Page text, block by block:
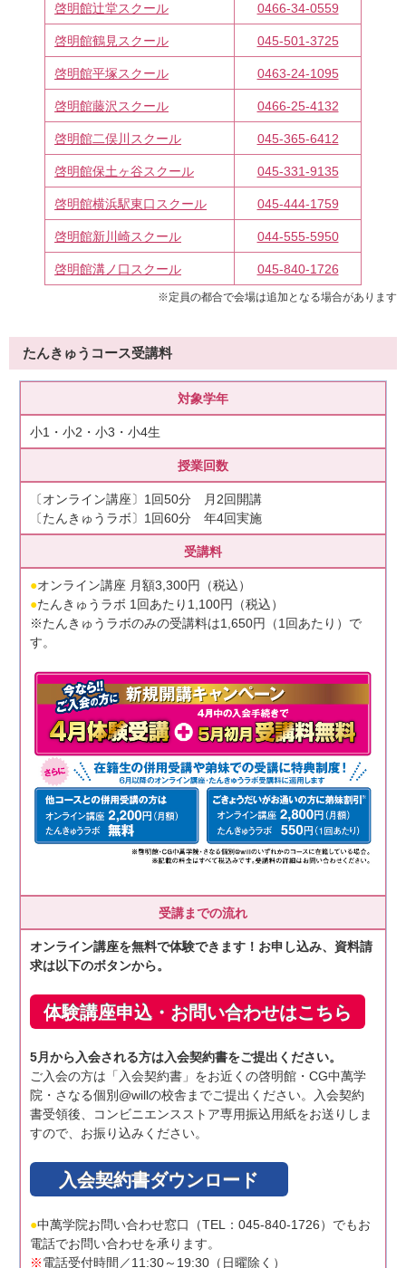
啓明館辻堂スクール 0466-34-0559
啓明館鶴見スクール 045-501-3725
啓明館平塚スクール 0463-24-1095
啓明館藤沢スクール 0466-25-4132
啓明館二俣川スクール 045-365-6412
啓明館保土ヶ谷スクール 045-331-9135
啓明館横浜駅東口スクール 045-444-1759
啓明館新川崎スクール 044-555-5950
啓明館溝ノ口スクール 045-840-1726
※定員の都合で会場は追加となる場合があります
たんきゅうコース受講料
対象学年
小1・小2・小3・小4生
授業回数
〔オンライン講座〕1回50分 月2回開講
〔たんきゅうラボ〕 1回60分 年4回実施
受講料
●オンライン講座 月額3,300円（税込）
●たんきゅうラボ 1回あたり1,100円（税込）
※たんきゅうラボのみの受講料は1,650円（1回あたり）で
す。
受講までの流れ
オンライン講座を無料で体験できます！お申し込み、資料請
求は以下のボタンから。
体験講座申込・お問い合わせはこちら
5月から入会される方は入会契約書をご提出ください。
ご入会の方は「入会契約書」をお近くの啓明館・CG中萬学
院・さなる個別@willの校舎までご提出ください。入会契約
書受領後、コンビニエンスストア専用振込用紙をお送りしま
すので、お振り込みください。
入会契約書ダウンロード
●中萬学院お問い合わせ窓口（TEL：045-840-1726）でもお
電話でお問い合わせを承ります。
※電話受付時間／11:30～19:30（日曜除く）